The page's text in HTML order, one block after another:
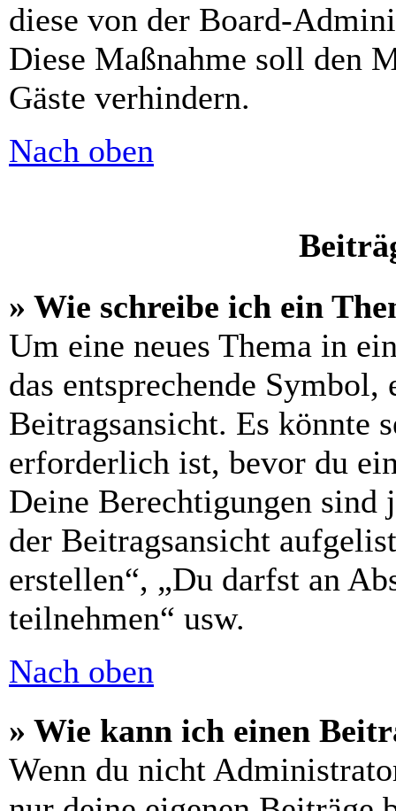
diese von der Board-
Diese Maßnahme soll den
Gäste verhindern.
Nach oben
» Wie schreibe ich ein
Um eine neues Thema in
das entsprechende
Beitragsansicht. Es könnte
erforderlich ist, bevor du
Deine Berechtigungen sind
der Beitragsansicht
erstellen“, „Du darfst an
teilnehmen“ usw.
Nach oben
» Wie kann ich einen
Wenn du nicht